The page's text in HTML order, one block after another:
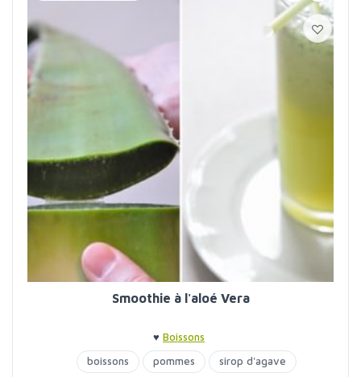
Smoothie à l'aloé Vera
♥ Boissons
boissons
pommes sirop d'agave